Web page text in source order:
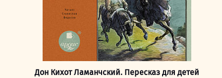
Дон Кихот Ламанчский. Пересказ для детей